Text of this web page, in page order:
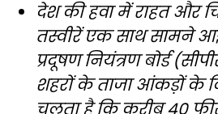
देश की हवा में राहत और
तस्वीरें एक साथ सामने आई
प्रदूषण नियंत्रण बोर्ड
शहरों के ताजा आंकड़ों के
चलता है कि करीब 40